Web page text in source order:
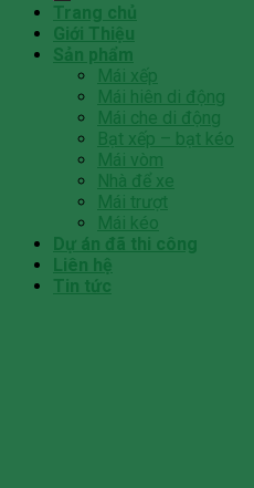
Trang chủ
Giới Thiệu
Sản phẩm
Mái xếp
Mái hiên di động
Mái che di động
Bạt xếp – bạt kéo
Mái vòm
Nhà để xe
Mái trượt
Mái kéo
Dự án đã thi công
Liên hệ
Tin tức